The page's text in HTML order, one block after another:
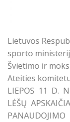
Lietuvos
sporto
Švietimo ir
Ateities
LIEPOS 11 D.
LĖŠŲ
PANAUDOJIMO